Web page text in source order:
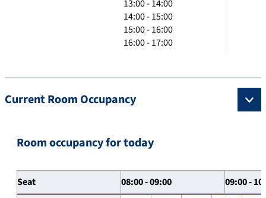
13:00 - 14:00
14:00 - 15:00
15:00 - 16:00
16:00 - 17:00
Current Room Occupancy
Room occupancy for today
Seat 08:00 - 09:00 09:00 -